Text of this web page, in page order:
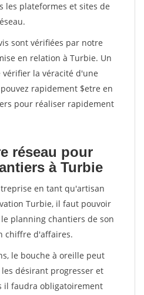
les plateformes et sites de
sont vérifiées par notre
en relation à Turbie. Un
la véracité d'une
rapidement $etre en
pour réaliser rapidement
réseau pour
à Turbie
en tant qu'artisan
Turbie, il faut pouvoir
planning chantiers de son
chiffre d'affaires.
le bouche à oreille peut
désirant progresser et
il faudra obligatoirement